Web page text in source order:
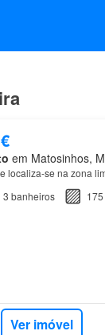
em Matosinhos,
localiza-se na zona
3 banheiros 175
Ver imóvel